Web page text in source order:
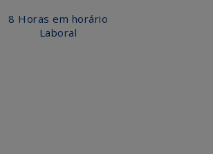
8 Horas em horário
Laboral